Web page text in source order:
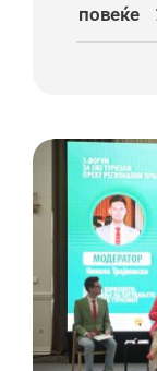
повеќе